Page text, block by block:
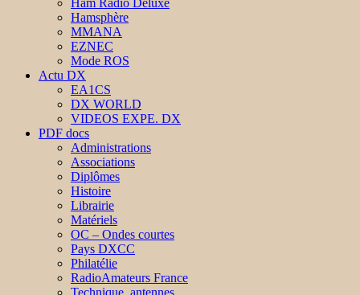
Ham Radio Deluxe
Hamsphère
MMANA
EZNEC
Mode ROS
Actu DX
EA1CS
DX WORLD
VIDEOS EXPE. DX
PDF docs
Administrations
Associations
Diplômes
Histoire
Librairie
Matériels
OC – Ondes courtes
Pays DXCC
Philatélie
RadioAmateurs France
Technique, antennes